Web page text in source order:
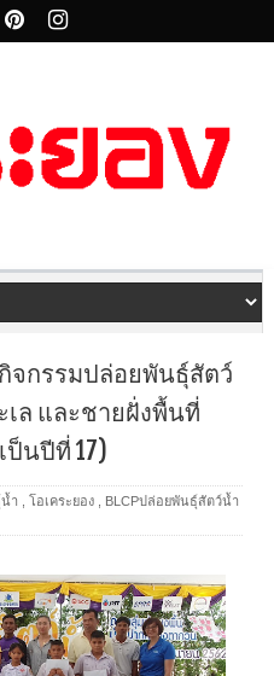
จกรรมปล่อยพันธุ์สัตว์
เล และชายฝั่งพื้นที่
ป็นปีที่ 17)
ำ โอเคระยอง
BLCPปล่อยพันธุ์สัตว์น้ำ